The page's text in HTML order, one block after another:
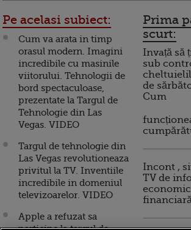
Pe acelasi subiect:
Cum va arata in timp
orasul modern. Imagini
incredibile cu masinile
viitorului. Tehnologii de
bord spectaculoase,
prezentate la Targul de
Tehnologie din Las
Vegas. VIDEO
Targul de tehnologie din
Las Vegas revolutioneaza
privitul la TV. Inventiile
incredibile in domeniul
televizoarelor. VIDEO
Apple a refuzat sa
Prima
scurt:
Invață să
sub
de
Cum
Incont ,
TV de